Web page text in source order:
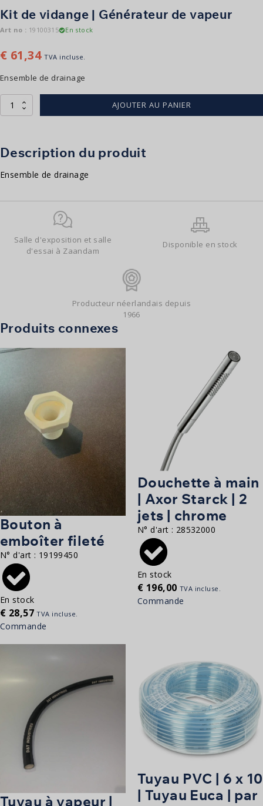
Kit de vidange | Générateur de vapeur
Art no : 19100315 En stock
€ 61,34 TVA incluse.
Ensemble de drainage
quantité
de
Stoomgenerator
AJOUTER AU PANIER
Description du produit
Ensemble de drainage
Salle d'exposition et salle
d'essai à Zaandam
Disponible en stock
Producteur néerlandais depuis
1966
Produits connexes
Bouton à
emboîter fileté
N° d'art : 19199450
En stock
€ 28,57 TVA incluse.
Commande
Douchette à main
| Axor Starck | 2
jets | chrome
N° d'art : 28532000
En stock
€ 196,00 TVA incluse.
Commande
Tuyau à vapeur |
Tuyau PVC | 6 x 10
| Tuyau Euca | par